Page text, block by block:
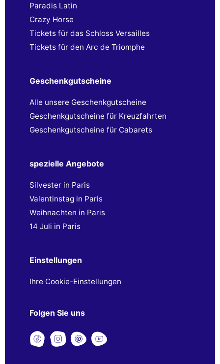
Paradis Latin
Crazy Horse
Tickets für das Schloss Versailles
Tickets für den Arc de Triomphe
Geschenkgutscheine
Alle unsere Geschenkgutscheine
Geschenkgutscheine für Kreuzfahrten
Geschenkgutscheine für Cabarets
spezielle Angebote
Silvester in Paris
Valentinstag in Paris
Weihnachten in Paris
14 Juli in Paris
Einstellungen
Ihre Cookie-Einstellungen
Folgen Sie uns